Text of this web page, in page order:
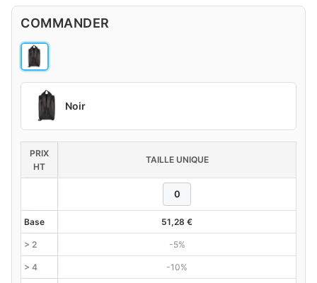
COMMANDER
Noir
PRIX
HT
TAILLE UNIQUE
Base 51,28 €
> 2 -5%
> 4 -10%